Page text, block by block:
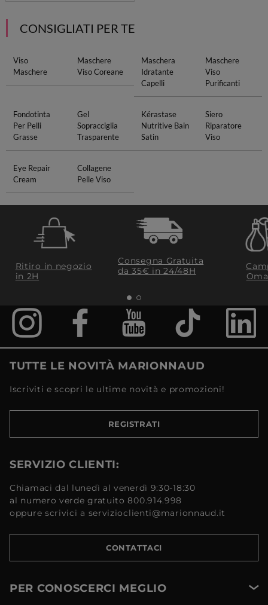
CONSIGLIATI PER TE
Viso
Maschere
Maschere
Viso Coreane
Maschera
Idratante
Capelli
Maschere
Viso
Purificanti
Fondotinta
Per Pelli
Grasse
Gel
Sopracciglia
Trasparente
Kérastase
Nutritive Bain
Satin
Siero
Riparatore
Viso
Eye Repair
Cream
Collagene
Pelle Viso
Ritiro in negozio
in 2H
Consegna Gratuita
da 35€​ in 24/48H
TUTTE LE NOVITÀ MARIONNAUD
Iscriviti e scopri le ultime novità e promozioni!
REGISTRATI
SERVIZIO CLIENTI:
Chiamaci dal lunedì al venerdì 9:30-18:30
al numero verde gratuito 800.914.998
oppure scrivici a servizioclienti@marionnaud.it
CONTATTACI
PER CONOSCERCI MEGLIO